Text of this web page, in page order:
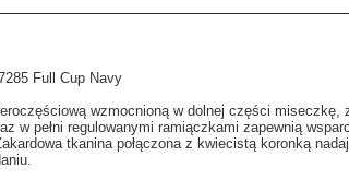
Full Cup Navy
wzmocnioną w dolnej części miseczkę,
w pełni regulowanymi ramiączkami zapewnią
tkanina połączona z kwiecistą koronką